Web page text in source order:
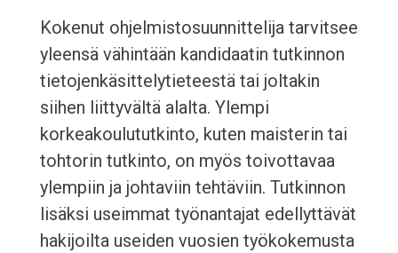
Kokenut ohjelmistosuunnittelija tarvitsee
yleensä vähintään kandidaatin tutkinnon
tietojenkäsittelytieteestä tai joltakin
siihen liittyvältä alalta. Ylempi
korkeakoulututkinto, kuten maisterin tai
tohtorin tutkinto, on myös toivottavaa
ylempiin ja johtaviin tehtäviin. Tutkinnon
lisäksi useimmat työnantajat edellyttävät
hakijoilta useiden vuosien työkokemusta